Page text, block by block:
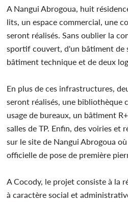
A Nangui Abrogoua, huit
lits, un espace commercial, une
seront réalisés. Sans oublier la
sportif couvert, d'un bâtiment de
bâtiment technique et de deux
En plus de ces infrastructures,
seront réalisés, une bibliothèque
usage de bureaux, un bâtiment
salles de TP. Enfin, des voiries et
sur le site de Nangui Abrogoua
officielle de pose de première
A Cocody, le projet consiste à la
à caractère social et